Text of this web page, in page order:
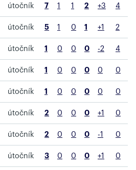
útočník 7 1 1 2 +3 4
útočník 5 1 0 1 +1 2
útočník 1 0 0 0 -2 4
útočník 1 0 0 0 0 0
útočník 1 0 0 0 0 0
útočník 2 0 0 0 +1 0
útočník 2 0 0 0 -1 0
útočník 3 0 0 0 +1 0